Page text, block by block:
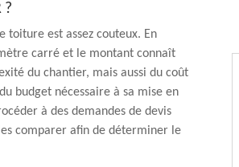
?
toiture est assez couteux. En
carré et le montant connaît
du chantier, mais aussi du coût
budget nécessaire à sa mise en
à des demandes de devis
comparer afin de déterminer le